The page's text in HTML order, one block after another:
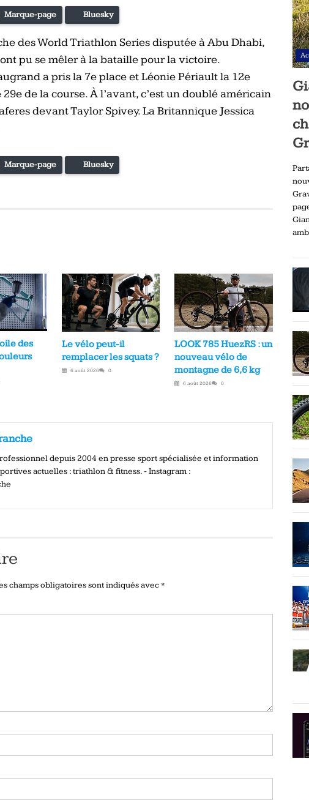
Marque-page Bluesky
des World Triathlon Series disputée à Abu Dhabi,
pu se mêler à la bataille pour la victoire.
a pris la 7e place et Léonie Périault la 12e
de la course. À l’avant, c’est un doublé américain
devant Taylor Spivey. La Britannique Jessica
Marque-page Bluesky
des
Le vélo peut-il
remplacer les squats ?
6 août 2026 0
LOOK 785 HuezRS : un
nouveau vélo de
montagne de 6,6 kg
6 août 2026 0
depuis 2004 en presse sport spécialisée et information
actuelles : triathlon & fitness. - Instagram :
champs obligatoires sont indiqués avec *